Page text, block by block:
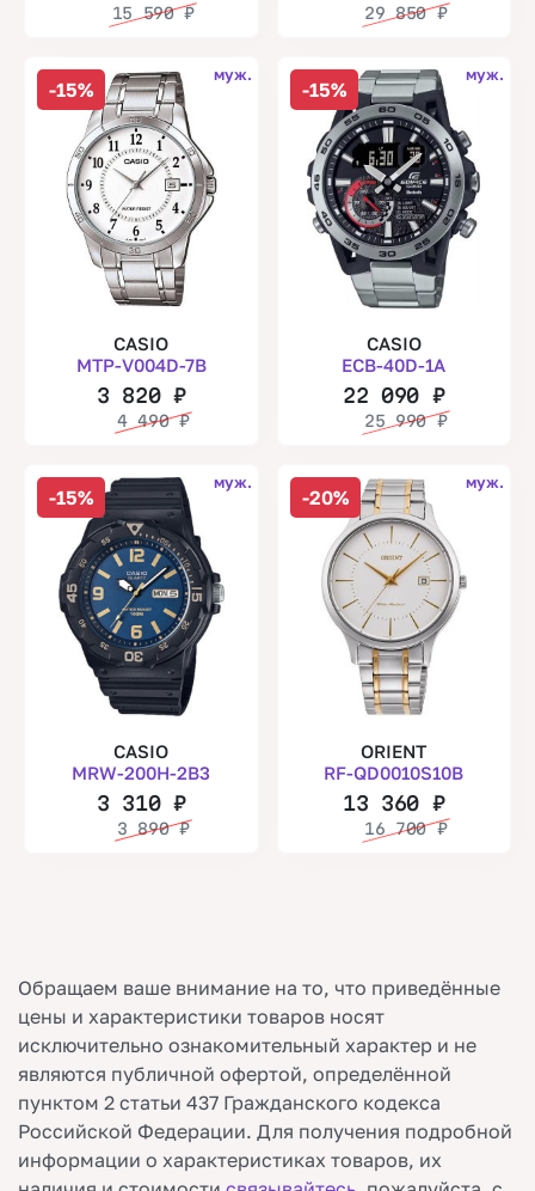
15 590₽ 29 850₽
-15%
муж.
CASIO
MTP-V004D-7B
3 820 ₽
4 490₽
-15%
муж.
CASIO
ECB-40D-1A
22 090 ₽
25 990₽
-15%
муж.
CASIO
MRW-200H-2B3
3 310 ₽
3 890₽
-20%
муж.
ORIENT
RF-QD0010S10B
13 360 ₽
16 700₽
Обращаем ваше внимание на то, что приведённые
цены и характеристики товаров носят
исключительно ознакомительный характер и не
являются публичной офертой, определённой
пунктом 2 статьи 437 Гражданского кодекса
Российской Федерации. Для получения подробной
информации о характеристиках товаров, их